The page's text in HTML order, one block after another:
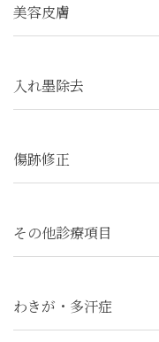
美容皮膚
入れ墨除去
傷跡修正
その他診療項目
わきが・多汗症